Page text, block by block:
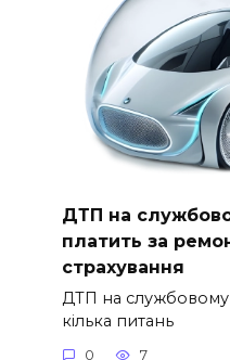
ДТП на
платить за
страхування
ДТП на службовому
кілька питань
0 7